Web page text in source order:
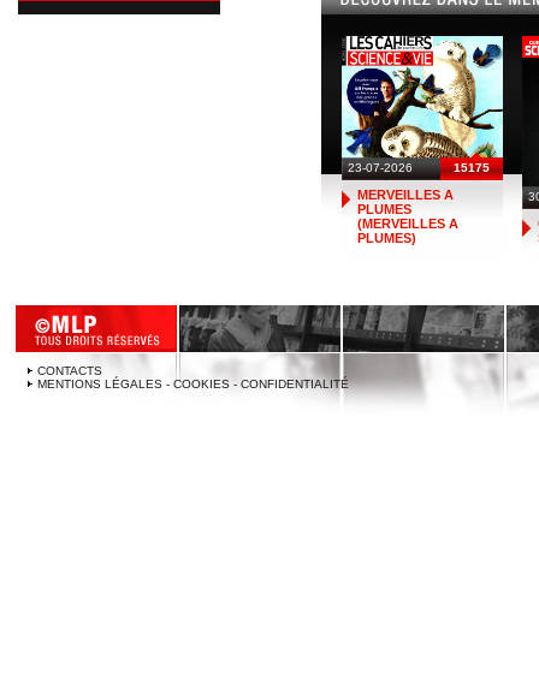
23-07-2026 15175
MERVEILLES A
PLUMES
(MERVEILLES A
PLUMES)
CONTACTS
MENTIONS LÉGALES - COOKIES - CONFIDENTIALITÉ